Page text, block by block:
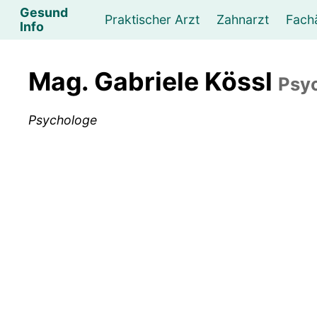
Gesund
Info
Praktischer Arzt Zahnarzt
Mag. Gabriele Kössl
Psychologe